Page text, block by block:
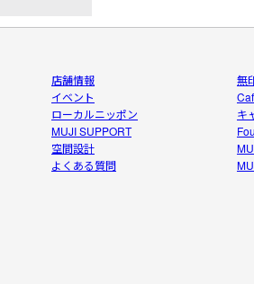
店舗情報
イベント
ローカルニッポン
MUJI SUPPORT
空間設計
よくある質問
無
キ